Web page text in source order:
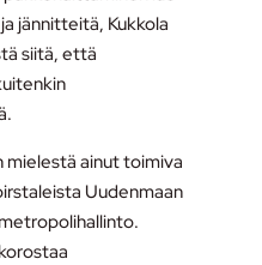
jännitteitä, Kukkola
siitä, että
mielestä ainut toimiva
Uudenmaan